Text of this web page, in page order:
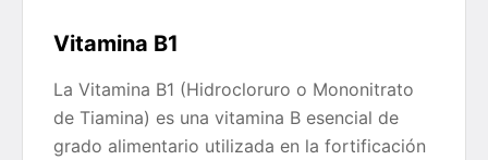
Vitamina B1
La Vitamina B1 (Hidrocloruro o Mononitrato
de Tiamina) es una vitamina B esencial de
grado alimentario utilizada en la fortificación